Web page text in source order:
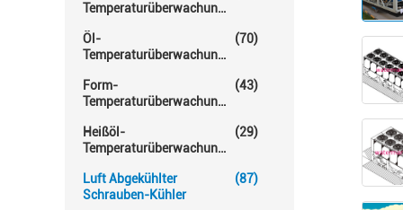
Temperaturüberwachungs-
Öl-
Temperaturüberwachungs-
(70)
Form-
Temperaturüberwachungs-
(43)
Heißöl-
Temperaturüberwachungs-
(29)
Luft Abgekühlter
Schrauben-Kühler
(87)